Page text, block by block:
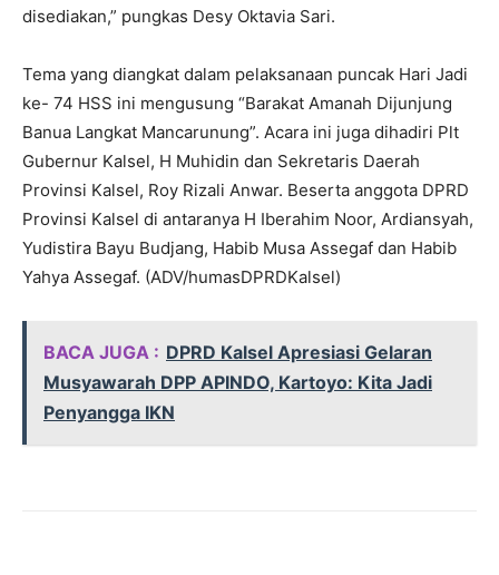
disediakan,” pungkas Desy Oktavia Sari.
Tema yang diangkat dalam pelaksanaan puncak Hari Jadi
ke- 74 HSS ini mengusung “Barakat Amanah Dijunjung
Banua Langkat Mancarunung”. Acara ini juga dihadiri Plt
Gubernur Kalsel, H Muhidin dan Sekretaris Daerah
Provinsi Kalsel, Roy Rizali Anwar. Beserta anggota DPRD
Provinsi Kalsel di antaranya H Iberahim Noor, Ardiansyah,
Yudistira Bayu Budjang, Habib Musa Assegaf dan Habib
Yahya Assegaf. (ADV/humasDPRDKalsel)
BACA JUGA : DPRD Kalsel Apresiasi Gelaran
Musyawarah DPP APINDO, Kartoyo: Kita Jadi
Penyangga IKN